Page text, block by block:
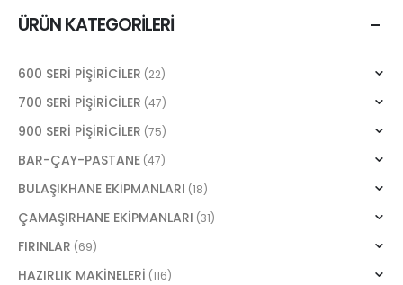
ÜRÜN KATEGORILERI
600 SERİ PİŞİRİCİLER (22)
700 SERİ PİŞİRİCİLER (47)
900 SERİ PİŞİRİCİLER (75)
BAR-ÇAY-PASTANE (47)
BULAŞIKHANE EKİPMANLARI (18)
ÇAMAŞIRHANE EKİPMANLARI (31)
FIRINLAR (69)
HAZIRLIK MAKİNELERİ (116)